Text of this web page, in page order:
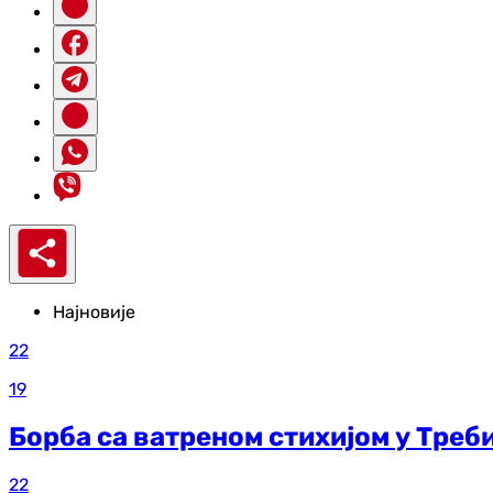
Најновије
22
19
Борба са ватреном стихијом у
22